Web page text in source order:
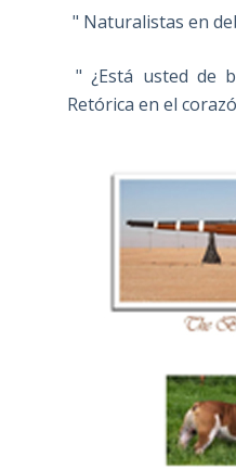
" Naturalistas en
" ¿Está usted de
Retórica en el